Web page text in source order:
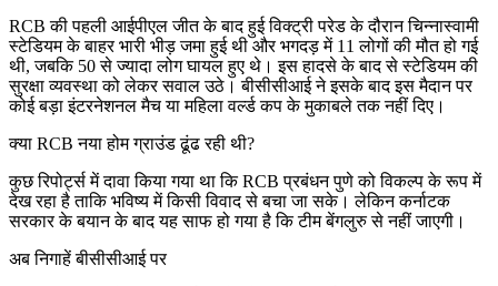
RCBकी पहली आईपीएल जीत के बाद हुई विक्ट्री परेड के दौरान चिन्नास्वामी
स्टेडियम के बाहर भारी भीड़ जमा हुई थी और भगदड़ में 11 लोगों की मौत हो गई
थी, जबकि 50 से ज्यादा लोग घायल हुए थे। इस हादसे के बाद से स्टेडियम की
सुरक्षा व्यवस्था को लेकर सवाल उठे। बीसीसीआई ने इसके बाद इस मैदान पर
कोई बड़ा इंटरनेशनल मैच या महिला वर्ल्ड कप के मुकाबले तक नहीं दिए।
क्या RCBनया होम ग्राउंड ढूंढ रही थी?
कुछ रिपोर्ट्स में दावा किया गया था किRCBप्रबंधन पुणे को विकल्प के रूप में
देख रहा है ताकि भविष्य में किसी विवाद से बचा जा सके। लेकिन कर्नाटक
सरकार के बयान के बाद यह साफ हो गया है कि टीम बेंगलुरु से नहीं जाएगी।
अब निगाहें बीसीसीआई पर